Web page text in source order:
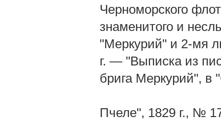
Черноморского
знаменитого и
"Меркурий" и 2-мя
г. — "Выписка из
брига Меркурий", в
Пчеле", 1829 г., №